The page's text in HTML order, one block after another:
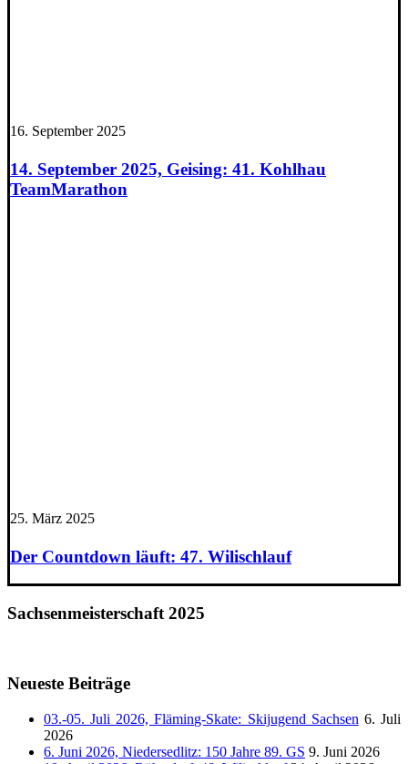
16. September 2025
14. September 2025, Geising: 41. Kohlhau
TeamMarathon
25. März 2025
Der Countdown läuft: 47. Wilischlauf
Sachsenmeisterschaft 2025
Neueste Beiträge
03.-05. Juli 2026, Fläming-Skate: Skijugend Sachsen 6. Juli
2026
6. Juni 2026, Niedersedlitz: 150 Jahre 89. GS 9. Juni 2026